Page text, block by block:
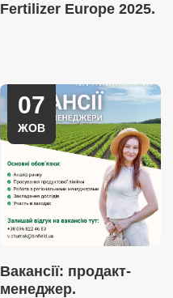
Fertilizer Europe 2025.
07
ЖОВ
Вакансії: продакт-
менеджер.